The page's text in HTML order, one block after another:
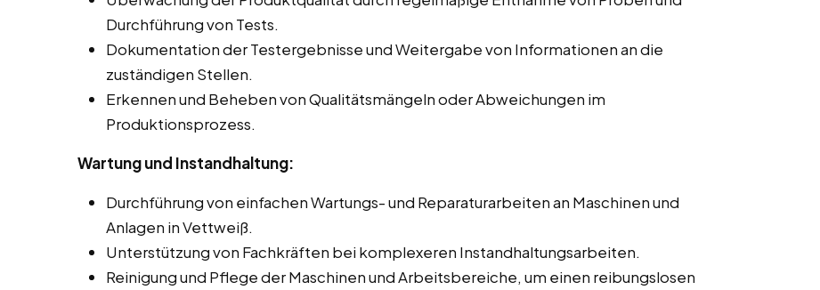
Durchführung von Tests.
Dokumentation der Testergebnisse und Weitergabe von Informationen an die
zuständigen Stellen.
Erkennen und Beheben von Qualitätsmängeln oder Abweichungen im
Produktionsprozess.
Wartung und Instandhaltung:
Durchführung von einfachen Wartungs- und Reparaturarbeiten an Maschinen und
Anlagen in Vettweiß.
Unterstützung von Fachkräften bei komplexeren Instandhaltungsarbeiten.
Reinigung und Pflege der Maschinen und Arbeitsbereiche, um einen reibungslosen